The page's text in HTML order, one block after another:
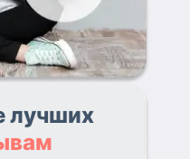
лучших